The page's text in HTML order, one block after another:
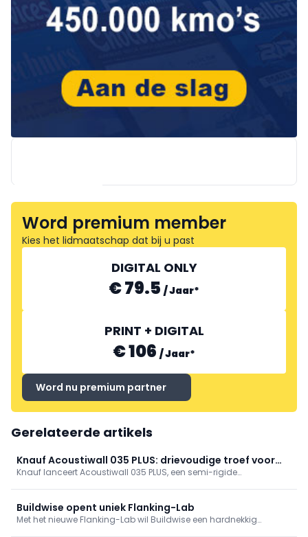
AKOMO
Word premium member
Kies het lidmaatschap dat bij u past
DIGITAL ONLY
€ 79.5 /Jaar*
PRINT + DIGITAL
€ 106 /Jaar*
Word nu premium partner
Gerelateerde artikels
Knauf Acoustiwall 035 PLUS: drievoudige troef voor
scheidingsmuren
Knauf lanceert Acoustiwall 035 PLUS, een semi-rigide
vlotte plaatsing. Duurzaam, waterafstotend, met ECOSE-
bindmiddel, in 30–60 mm (R tot 1,71 m²K/W).
Buildwise opent uniek Flanking-Lab
Met het nieuwe Flanking-Lab wil Buildwise een hardnekkig